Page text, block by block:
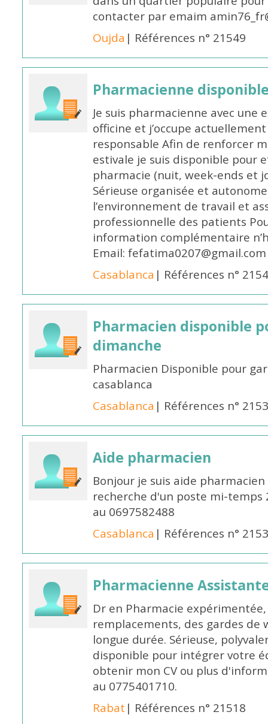
contacter par emaim
Oujda | Références n° 21549
Pharmacienne
Je suis pharmacienne avec
officine et j’occupe
responsable Afin de renforcer
estivale je suis disponible pour
pharmacie (nuit, week-ends et
Sérieuse organisée et
l’environnement de travail et
professionnelle des patients
information complémentaire
Email: fefatima0207@gmail.com
Casablanca | Références n°
Pharmacien disponible
dimanche
Pharmacien Disponible pour
casablanca
Casablanca | Références n°
Aide pharmacien
Bonjour je suis aide
recherche d'un poste mi-temps
au 0697582488
Casablanca | Références n°
Pharmacienne
Dr en Pharmacie
remplacements, des gardes de
longue durée. Sérieuse,
disponible pour intégrer votre
obtenir mon CV ou plus
au 0775401710.
Rabat | Références n° 21518